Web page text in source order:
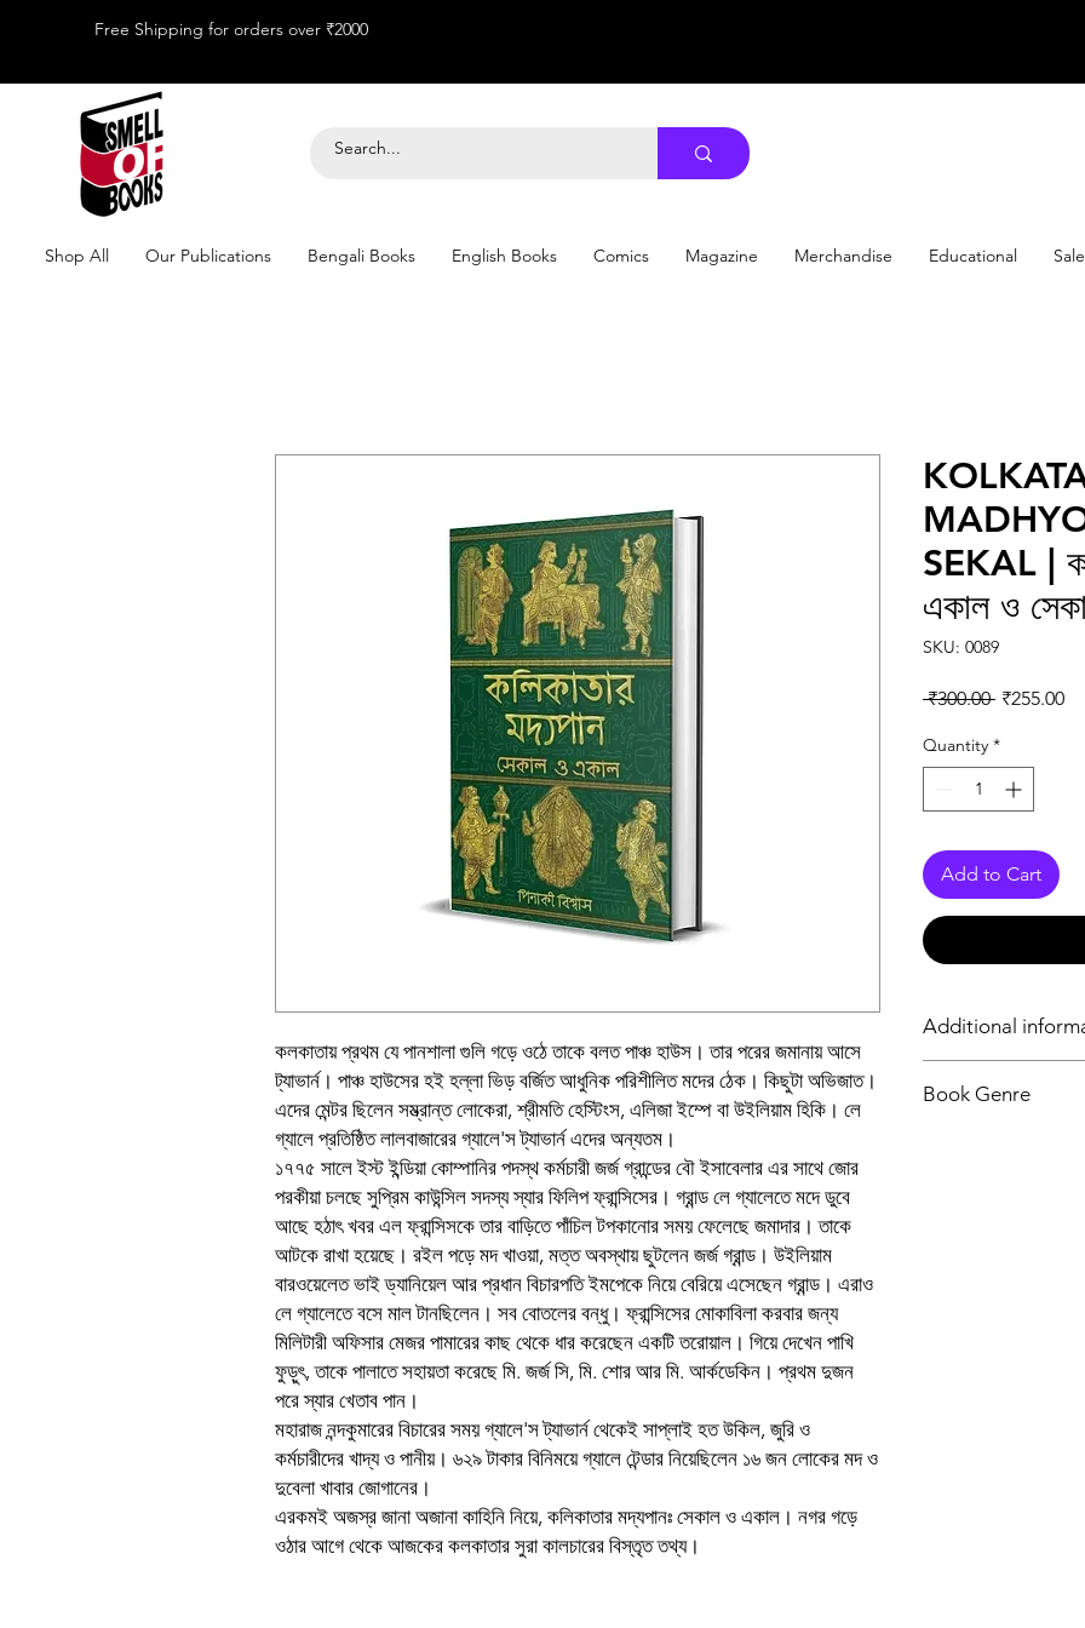
Free Shipping for orders over ₹2000
Shop All Our Publications Bengali Books English Books Comics Magazine Merchandise Educational Sale
কলকাতায় প্রথম যে পানশালা গুলি গড়ে ওঠে তাকে বলত পাঞ্চ হাউস। তার পরের জমানায় আসে
ট্যাভার্ন। পাঞ্চ হাউসের হই হল্লা ভিড় বর্জিত আধুনিক পরিশীলিত মদের ঠেক। কিছুটা অভিজাত।
এদের মেন্টর ছিলেন সম্ভ্রান্ত লোকেরা, শ্রীমতি হেস্টিংস, এলিজা ইম্পে বা উইলিয়াম হিকি। লে
গ্যালে প্রতিষ্ঠিত লালবাজারের গ্যালে'স ট্যাভার্ন এদের অন্যতম।
১৭৭৫ সালে ইস্ট ইন্ডিয়া কোম্পানির পদস্থ কর্মচারী জর্জ গ্রান্ডের বৌ ইসাবেলার এর সাথে জোর
পরকীয়া চলছে সুপ্রিম কাউন্সিল সদস্য স্যার ফিলিপ ফ্রান্সিসের। গ্রান্ড লে গ্যালেতে মদে ডুবে
আছে হঠাৎ খবর এল ফ্রান্সিসকে তার বাড়িতে পাঁচিল টপকানোর সময় ফেলেছে জমাদার। তাকে
আটকে রাখা হয়েছে। রইল পড়ে মদ খাওয়া, মত্ত অবস্থায় ছুটলেন জর্জ গ্রান্ড। উইলিয়াম
বারওয়েলেত ভাই ড্যানিয়েল আর প্রধান বিচারপতি ইমপেকে নিয়ে বেরিয়ে এসেছেন গ্রান্ড। এরাও
লে গ্যালেতে বসে মাল টানছিলেন। সব বোতলের বন্ধু। ফ্রান্সিসের মোকাবিলা করবার জন্য
মিলিটারী অফিসার মেজর পামারের কাছ থেকে ধার করেছেন একটি তরোয়াল। গিয়ে দেখেন পাখি
ফুড়ুৎ, তাকে পালাতে সহায়তা করেছে মি. জর্জ সি, মি. শোর আর মি. আর্কডেকিন। প্রথম দুজন
পরে স্যার খেতাব পান।
মহারাজ নন্দকুমারের বিচারের সময় গ্যালে'স ট্যাভার্ন থেকেই সাপ্লাই হত উকিল, জুরি ও
কর্মচারীদের খাদ্য ও পানীয়। ৬২৯ টাকার বিনিময়ে গ্যালে টেন্ডার নিয়েছিলেন ১৬ জন লোকের মদ ও
দুবেলা খাবার জোগানের।
এরকমই অজস্র জানা অজানা কাহিনি নিয়ে, কলিকাতার মদ্যপানঃ সেকাল ও একাল। নগর গড়ে
ওঠার আগে থেকে আজকের কলকাতার সুরা কালচারের বিস্তৃত তথ্য।
SEKAL |
একাল ও
SKU: 0089
₹300.00 Regular
₹255.00
Quantity *
Add to Cart
Additional
Type of Product
Book Genre